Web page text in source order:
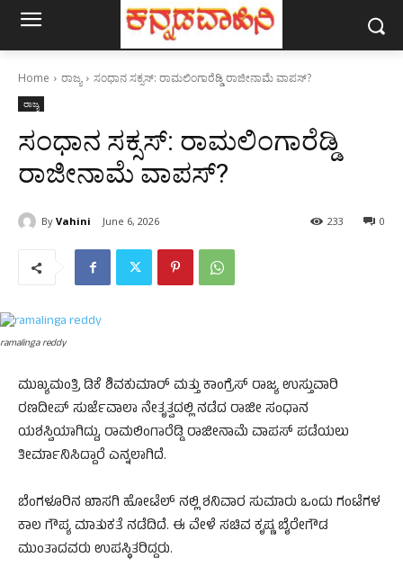
Home ರಾಜ್ಯ ಸಂಧಾನ ಸಕ್ಸಸ್: ರಾಮಲಿಂಗಾರೆಡ್ಡಿ ರಾಜೀನಾಮೆ ವಾಪಸ್?
ರಾಜ್ಯ
ಸಂಧಾನ ಸಕ್ಸಸ್: ರಾಮಲಿಂಗಾರೆಡ್ಡಿ
ರಾಜೀನಾಮೆ ವಾಪಸ್?
By Vahini June 6, 2026 0
233
ramalinga reddy
ಮುಖ್ಯಮಂತ್ರಿ ಡಿಕೆ ಶಿವಕುಮಾರ್ ಮತ್ತು ಕಾಂಗ್ರೆಸ್ ರಾಜ್ಯ ಉಸ್ತುವಾರಿ
ರಣದೀಪ್ ಸುರ್ಜೆವಾಲಾ ನೇತೃತ್ವದಲ್ಲಿ ನಡೆದ ರಾಜೀ ಸಂಧಾನ
ಯಶಸ್ವಿಯಾಗಿದ್ದು, ರಾಮಲಿಂಗಾರೆಡ್ಡಿ ರಾಜೀನಾಮೆ ವಾಪಸ್ ಪಡೆಯಲು
ತೀರ್ಮಾನಿಸಿದ್ದಾರೆ ಎನ್ನಲಾಗಿದೆ.
ಬೆಂಗಳೂರಿನ ಖಾಸಗಿ ಹೋಟೆಲ್ ನಲ್ಲಿ ಶನಿವಾರ ಸುಮಾರು ಒಂದು ಗಂಟೆಗಳ
ಕಾಲ ಗೌಪ್ಯ ಮಾತುಕತೆ ನಡೆದಿದೆ. ಈ ವೇಳೆ ಸಚಿವ ಕೃಷ್ಣ ಬೈರೇಗೌಡ
ಮುಂತಾದವರು ಉಪಸ್ಥಿತರಿದ್ದರು.